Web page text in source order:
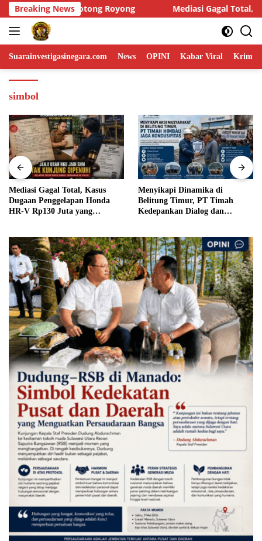
Skip
to
content
Breaking News
Mediasi Gagal Total, Kasus Dugaan Penggelapan Honda HR-
Suarainvestigasinegara.com News OPINI Kabar Viral
simbol
Menyikapi Dinamika di
Belitung Timur, PT Timah
Kedepankan Dialog dan
Humas DPP LIN Desak Kapolri
dan Panglima TNI Turun
Langsung Usut Dugaan